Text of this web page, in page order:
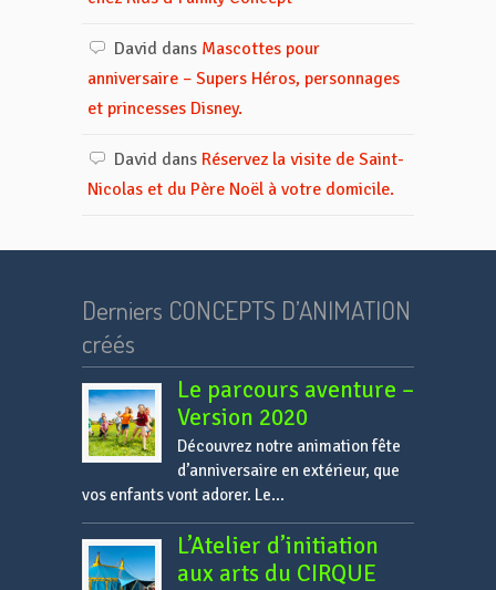
David dans Mascottes pour
anniversaire – Supers Héros, personnages
et princesses Disney.
David dans Réservez la visite de Saint-
Nicolas et du Père Noël à votre domicile.
Derniers CONCEPTS D’ANIMATION
créés
Le parcours aventure –
Version 2020
Découvrez notre animation fête
d’anniversaire en extérieur, que
vos enfants vont adorer. Le...
L’Atelier d’initiation
aux arts du CIRQUE